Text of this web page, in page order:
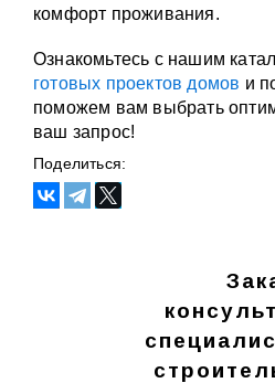
комфорт проживания.
Ознакомьтесь с нашим
готовых проектов домов и
поможем вам выбрать
ваш запрос!
Поделиться: